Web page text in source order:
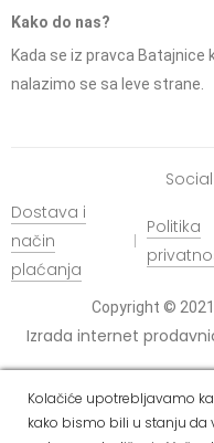
Kako do nas?
Kada se iz pravca Batajnice
nalazimo se sa leve strane.
Copyright ©
Izrada internet
Dostava i
način
plaćanja
Politika
Kolačiće upotrebljavamo
kako bismo bili u stanju da